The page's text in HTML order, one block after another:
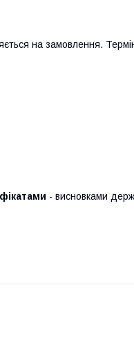
на замовлення.
- висновками